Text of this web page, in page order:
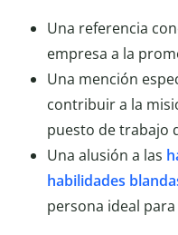
Una referencia
empresa a la
Una mención
contribuir a la
puesto de trabajo
Una alusión a las
habilidades
persona ideal